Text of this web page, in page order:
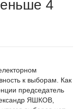
4
к выборам. Как
председатель
ЯШКОВ,